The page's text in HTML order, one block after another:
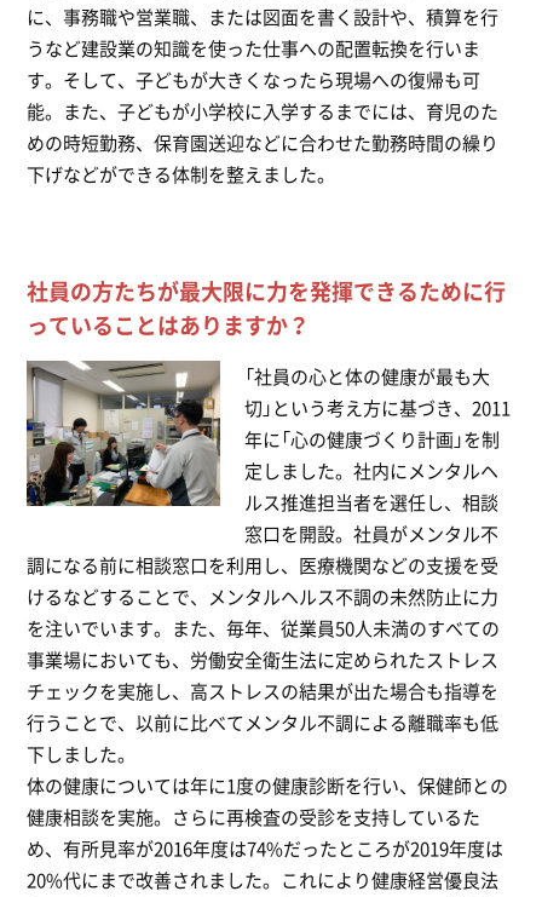
に、事務職や営業職、または図面を書く設計や、積算を行
うなど建設業の知識を使った仕事への配置転換を行いま
す。そして、子どもが大きくなったら現場への復帰も可
能。また、子どもが小学校に入学するまでには、育児のた
めの時短勤務、保育園送迎などに合わせた勤務時間の繰り
下げなどができる体制を整えました。
社員の方たちが最大限に力を発揮できるために行
っていることはありますか？
「社員の心と体の健康が最も大
切」という考え方に基づき、2011
年に「心の健康づくり計画」を制
定しました。社内にメンタルヘ
ルス推進担当者を選任し、相談
窓口を開設。社員がメンタル不
調になる前に相談窓口を利用し、医療機関などの支援を受
けるなどすることで、メンタルヘルス不調の未然防止に力
を注いでいます。また、毎年、従業員50人未満のすべての
事業場においても、労働安全衛生法に定められたストレス
チェックを実施し、高ストレスの結果が出た場合も指導を
行うことで、以前に比べてメンタル不調による離職率も低
下しました。
体の健康については年に1度の健康診断を行い、保健師との
健康相談を実施。さらに再検査の受診を支持しているた
め、有所見率が2016年度は74%だったところが2019年度は
20%代にまで改善されました。これにより健康経営優良法